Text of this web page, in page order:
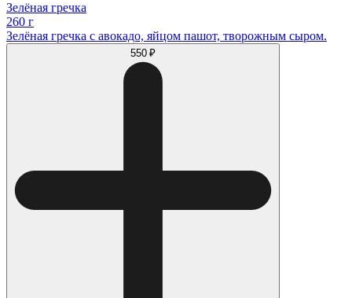
Зелёная гречка
260 г
Зелёная гречка с авокадо, яйцом пашот, творожным сыром.
550 ₽